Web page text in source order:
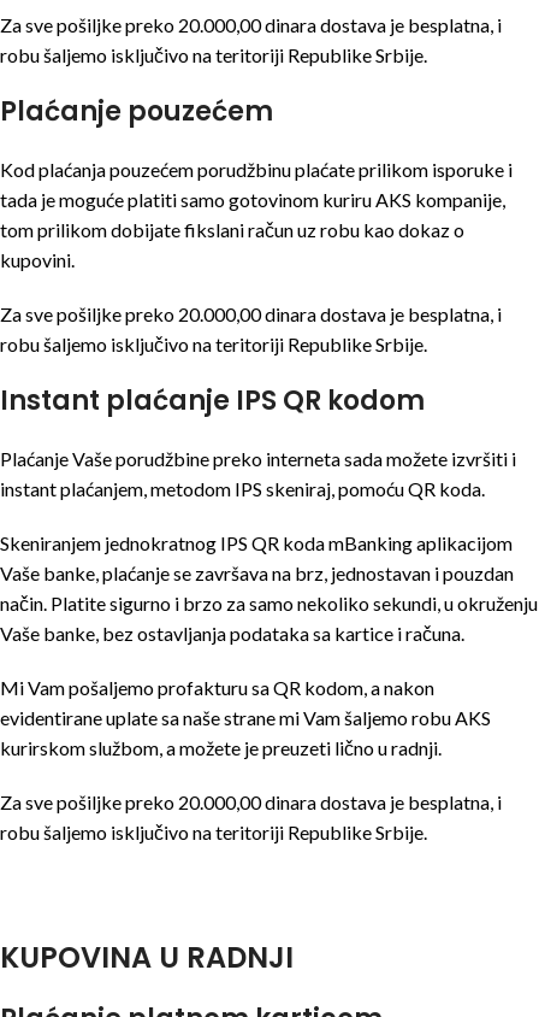
Za sve pošiljke preko 20.000,00 dinara dostava je besplatna, i
robu šaljemo isključivo na teritoriji Republike Srbije.
Plaćanje pouzećem
Kod plaćanja pouzećem porudžbinu plaćate prilikom isporuke i
tada je moguće platiti samo gotovinom kuriru AKS kompanije,
tom prilikom dobijate fikslani račun uz robu kao dokaz o
kupovini.
Za sve pošiljke preko 20.000,00 dinara dostava je besplatna, i
robu šaljemo isključivo na teritoriji Republike Srbije.
Instant plaćanje IPS QR kodom
Plaćanje Vaše porudžbine preko interneta sada možete izvršiti i
instant plaćanjem, metodom IPS skeniraj, pomoću QR koda.
Skeniranjem jednokratnog IPS QR koda mBanking aplikacijom
Vaše banke, plaćanje se završava na brz, jednostavan i pouzdan
način. Platite sigurno i brzo za samo nekoliko sekundi, u okruženju
Vaše banke, bez ostavljanja podataka sa kartice i računa.
Mi Vam pošaljemo profakturu sa QR kodom, a nakon
evidentirane uplate sa naše strane mi Vam šaljemo robu AKS
kurirskom službom, a možete je preuzeti lično u radnji.
Za sve pošiljke preko 20.000,00 dinara dostava je besplatna, i
robu šaljemo isključivo na teritoriji Republike Srbije.
KUPOVINA U RADNJI